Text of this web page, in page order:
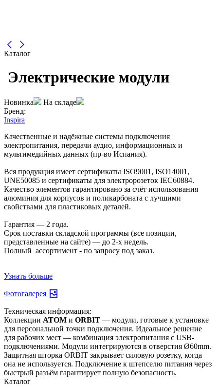
Каталог
Электрические модули
Новинка
На складе
Бренд:
Inspira
Качественные и надёжные системы подключения
электропитания, передачи аудио, информационных и
мультимедийных данных (пр-во Испания).
Вся продукция имеет сертификаты ISO9001, ISO14001,
UNE50085 и сертификаты для электророзеток IEC60884.
Качество элементов гарантировано за счёт использования
алюминия для корпусов и поликарбоната с лучшими
свойствами для пластиковых деталей.
Гарантия — 2 года.
Срок поставки складской программы (все позиции,
представленные на сайте) — до 2-х недель.
Полный ассортимент - по запросу под заказ.
Узнать больше
Фотогалерея
Техническая информация:
Коллекции ATOM и ORBIT — модули, готовые к установке
для персональной точки подключения. Идеальное решение
для рабочих мест — комбинация электропитания с USB-
подключениями. Модули интегрируются в отверстия Ø60mm.
Защитная шторка ORBIT закрывает силовую розетку, когда
она не используется. Подключение к штепселю питания через
быстрый разъём гарантирует полную безопасность.
Каталог